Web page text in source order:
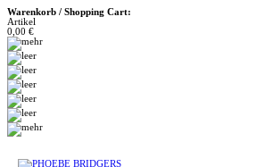
Warenkorb / Shopping Cart:
Artikel
0,00 €